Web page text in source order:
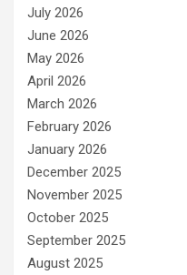
July 2026
June 2026
May 2026
April 2026
March 2026
February 2026
January 2026
December 2025
November 2025
October 2025
September 2025
August 2025